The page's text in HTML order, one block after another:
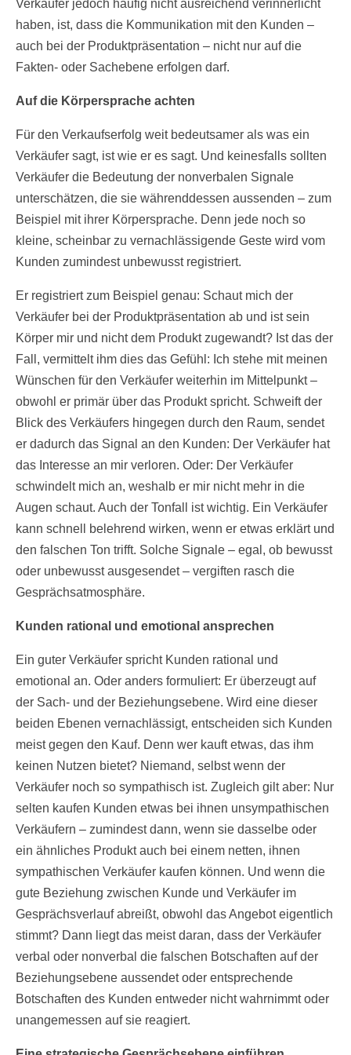
Verkäufer jedoch häufig nicht ausreichend verinnerlicht
haben, ist, dass die Kommunikation mit den Kunden –
auch bei der Produktpräsentation – nicht nur auf die
Fakten- oder Sachebene erfolgen darf.
Auf die Körpersprache achten
Für den Verkaufserfolg weit bedeutsamer als was ein
Verkäufer sagt, ist wie er es sagt. Und keinesfalls sollten
Verkäufer die Bedeutung der nonverbalen Signale
unterschätzen, die sie währenddessen aussenden – zum
Beispiel mit ihrer Körpersprache. Denn jede noch so
kleine, scheinbar zu vernachlässigende Geste wird vom
Kunden zumindest unbewusst registriert.
Er registriert zum Beispiel genau: Schaut mich der
Verkäufer bei der Produktpräsentation ab und ist sein
Körper mir und nicht dem Produkt zugewandt? Ist das der
Fall, vermittelt ihm dies das Gefühl: Ich stehe mit meinen
Wünschen für den Verkäufer weiterhin im Mittelpunkt –
obwohl er primär über das Produkt spricht. Schweift der
Blick des Verkäufers hingegen durch den Raum, sendet
er dadurch das Signal an den Kunden: Der Verkäufer hat
das Interesse an mir verloren. Oder: Der Verkäufer
schwindelt mich an, weshalb er mir nicht mehr in die
Augen schaut. Auch der Tonfall ist wichtig. Ein Verkäufer
kann schnell belehrend wirken, wenn er etwas erklärt und
den falschen Ton trifft. Solche Signale – egal, ob bewusst
oder unbewusst ausgesendet – vergiften rasch die
Gesprächsatmosphäre.
Kunden rational und emotional ansprechen
Ein guter Verkäufer spricht Kunden rational und
emotional an. Oder anders formuliert: Er überzeugt auf
der Sach- und der Beziehungsebene. Wird eine dieser
beiden Ebenen vernachlässigt, entscheiden sich Kunden
meist gegen den Kauf. Denn wer kauft etwas, das ihm
keinen Nutzen bietet? Niemand, selbst wenn der
Verkäufer noch so sympathisch ist. Zugleich gilt aber: Nur
selten kaufen Kunden etwas bei ihnen unsympathischen
Verkäufern – zumindest dann, wenn sie dasselbe oder
ein ähnliches Produkt auch bei einem netten, ihnen
sympathischen Verkäufer kaufen können. Und wenn die
gute Beziehung zwischen Kunde und Verkäufer im
Gesprächsverlauf abreißt, obwohl das Angebot eigentlich
stimmt? Dann liegt das meist daran, dass der Verkäufer
verbal oder nonverbal die falschen Botschaften auf der
Beziehungsebene aussendet oder entsprechende
Botschaften des Kunden entweder nicht wahrnimmt oder
unangemessen auf sie reagiert.